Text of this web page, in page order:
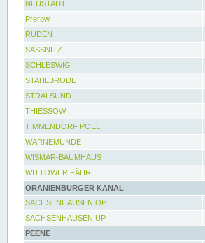
NEUSTADT
Prerow
RUDEN
SASSNITZ
SCHLESWIG
STAHLBRODE
STRALSUND
THIESSOW
TIMMENDORF POEL
WARNEMÜNDE
WISMAR-BAUMHAUS
WITTOWER FÄHRE
ORANIENBURGER KANAL
SACHSENHAUSEN OP
SACHSENHAUSEN UP
PEENE